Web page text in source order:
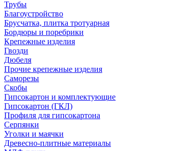
Трубы
Благоустройство
Брусчатка, плитка тротуарная
Бордюры и поребрики
Крепежные изделия
Гвозди
Дюбеля
Прочие крепежные изделия
Саморезы
Скобы
Гипсокартон и комплектующие
Гипсокартон (ГКЛ)
Профиля для гипсокартона
Серпянки
Уголки и маячки
Древесно-плитные материалы